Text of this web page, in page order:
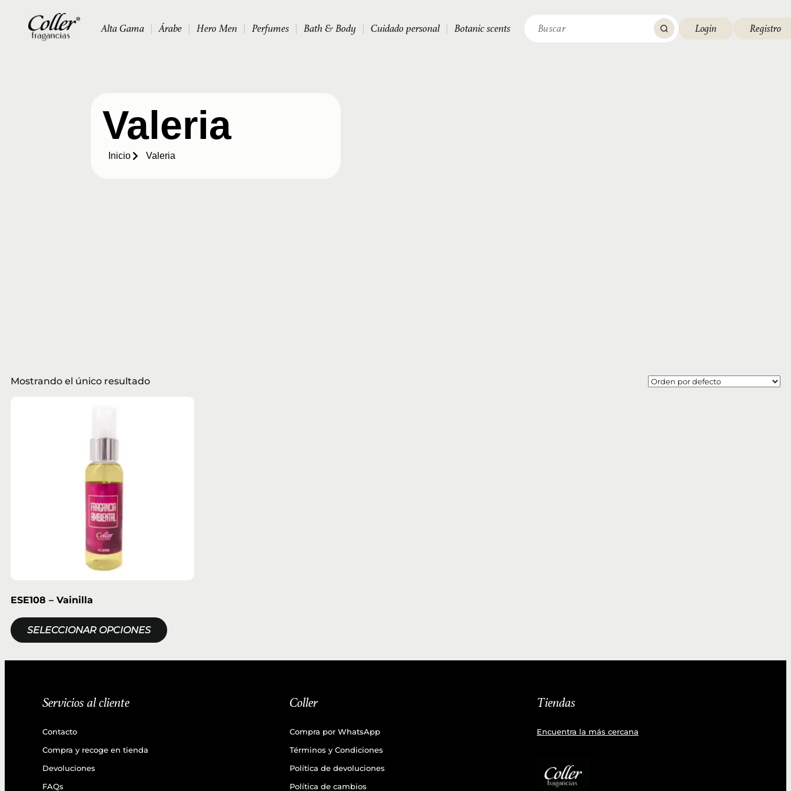
Alta Gama Árabe Hero Men Perfumes Bath & Body Cuidado personal Botanic scents Login Registro
Valeria
Inicio Valeria
Mostrando el único resultado
ESE108 – Vainilla
SELECCIONAR OPCIONES
Servicios al cliente
Contacto
Compra y recoge en tienda
Devoluciones
FAQs
Coller
Compra por WhatsApp
Términos y Condiciones
Política de devoluciones
Política de cambios
Tiendas
Encuentra la más cercana